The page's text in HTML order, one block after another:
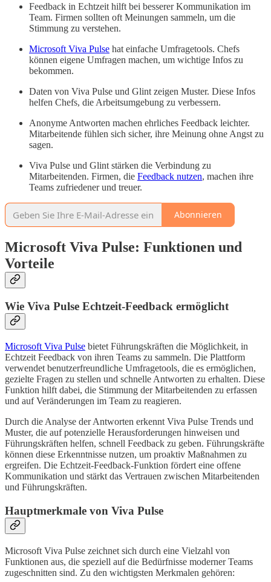
Feedback in Echtzeit hilft bei besserer Kommunikation im
Team. Firmen sollten oft Meinungen sammeln, um die
Stimmung zu verstehen.
Microsoft Viva Pulse hat einfache Umfragetools. Chefs
können eigene Umfragen machen, um wichtige Infos zu
bekommen.
Daten von Viva Pulse und Glint zeigen Muster. Diese Infos
helfen Chefs, die Arbeitsumgebung zu verbessern.
Anonyme Antworten machen ehrliches Feedback leichter.
Mitarbeitende fühlen sich sicher, ihre Meinung ohne Angst zu
sagen.
Viva Pulse und Glint stärken die Verbindung zu
Mitarbeitenden. Firmen, die Feedback nutzen, machen ihre
Teams zufriedener und treuer.
Abonnieren
Microsoft Viva Pulse: Funktionen und
Vorteile
Wie Viva Pulse Echtzeit-Feedback ermöglicht
Microsoft Viva Pulse bietet Führungskräften die Möglichkeit, in
Echtzeit Feedback von ihren Teams zu sammeln. Die Plattform
verwendet benutzerfreundliche Umfragetools, die es ermöglichen,
gezielte Fragen zu stellen und schnelle Antworten zu erhalten. Diese
Funktion hilft dabei, die Stimmung der Mitarbeitenden zu erfassen
und auf Veränderungen im Team zu reagieren.
Durch die Analyse der Antworten erkennt Viva Pulse Trends und
Muster, die auf potenzielle Herausforderungen hinweisen und
Führungskräften helfen, schnell Feedback zu geben. Führungskräfte
können diese Erkenntnisse nutzen, um proaktiv Maßnahmen zu
ergreifen. Die Echtzeit-Feedback-Funktion fördert eine offene
Kommunikation und stärkt das Vertrauen zwischen Mitarbeitenden
und Führungskräften.
Hauptmerkmale von Viva Pulse
Microsoft Viva Pulse zeichnet sich durch eine Vielzahl von
Funktionen aus, die speziell auf die Bedürfnisse moderner Teams
zugeschnitten sind. Zu den wichtigsten Merkmalen gehören: